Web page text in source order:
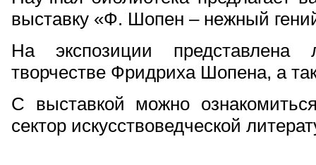
выставку «Ф. Шопен – нежный
На экспозиции
творчестве Фридриха Шопена, а
С выставкой можно
сектор искусствоведческой